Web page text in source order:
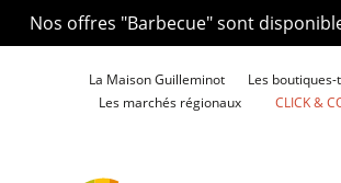
Nos offres "Barbecue" sont
La Maison Guilleminot
Les
Les marchés régionaux
CLICK &